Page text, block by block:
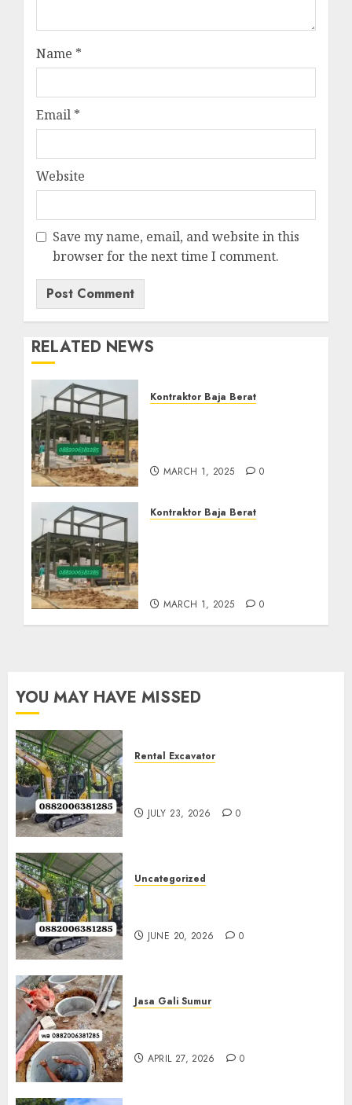
Name *
Email *
Website
Save my name, email, and website in this
browser for the next time I comment.
RELATED NEWS
Kontraktor Baja Berat
MARCH 1, 2025 0
Kontraktor Baja Berat
MARCH 1, 2025 0
YOU MAY HAVE MISSED
Rental Excavator
JULY 23, 2026 0
Uncategorized
JUNE 20, 2026 0
Jasa Gali Sumur
APRIL 27, 2026 0